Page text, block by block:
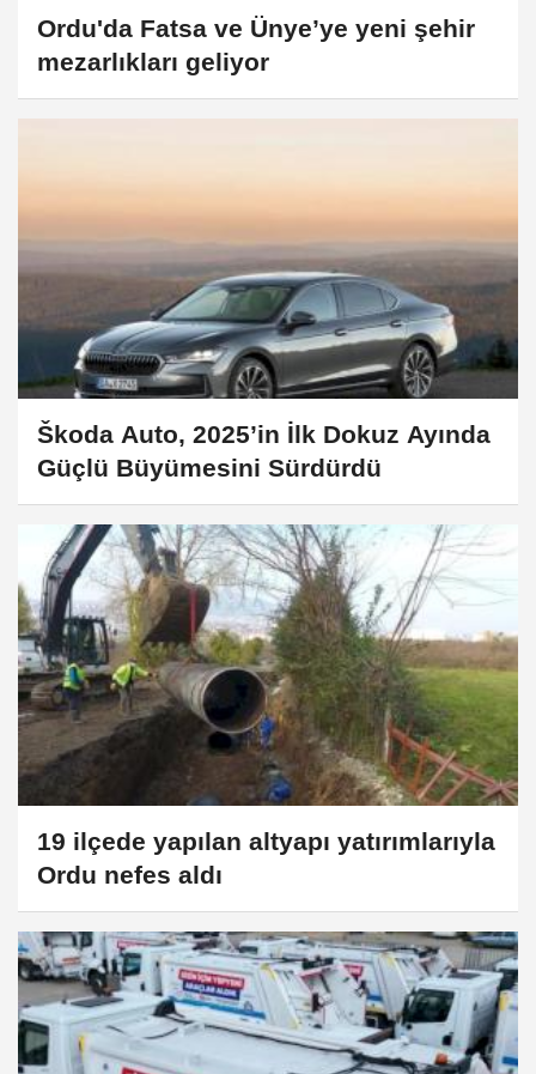
Ordu'da Fatsa ve Ünye’ye yeni şehir
mezarlıkları geliyor
Škoda Auto, 2025’in İlk Dokuz Ayında
Güçlü Büyümesini Sürdürdü
19 ilçede yapılan altyapı yatırımlarıyla
Ordu nefes aldı​​​​​​​